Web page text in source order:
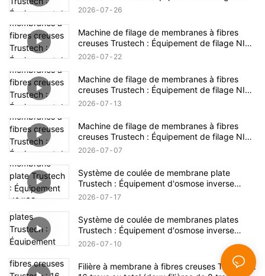
dévoilé (18)
2026 07 26
Machine de filage de membranes à fibres
creuses Trustech : Équipement de filage NIPS
dévoilé (17)
2026 07 22
Machine de filage de membranes à fibres
creuses Trustech : Équipement de filage NIPS
dévoilé (16)
2026 07 13
Machine de filage de membranes à fibres
creuses Trustech : Équipement de filage NIPS
dévoilé (15)
2026 07 07
Système de coulée de membrane plate
Trustech : Équipement d'osmose inverse
dévoilé (XIV)
2026 07 17
Système de coulée de membranes plates
Trustech : Équipement d'osmose inverse
dévoilé (XIII)
2026 07 10
Filière à membrane à fibres creuses Trustech :